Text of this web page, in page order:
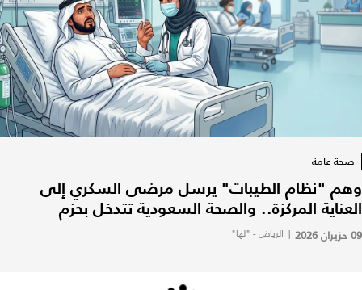
صحة عامة
وهم "نظام الطيبات" يرسل مرضى السكري إلى
العناية المركزة.. والصحة السعودية تتدخل بحزم
09 حزيران 2026 | الرياض - "لها"